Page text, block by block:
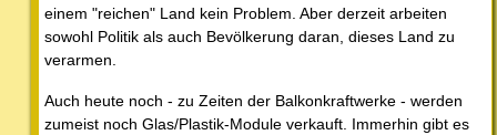
einem "reichen" Land kein Problem. Aber derzeit arbeiten
sowohl Politik als auch Bevölkerung daran, dieses Land zu
verarmen.
Auch heute noch - zu Zeiten der Balkonkraftwerke - werden
zumeist noch Glas/Plastik-Module verkauft. Immerhin gibt es